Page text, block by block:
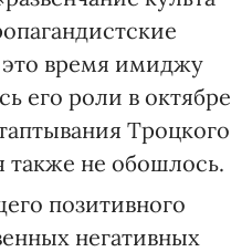
время имиджу
его роли в октябре
Троцкого
также не обошлось.
позитивного
негативных